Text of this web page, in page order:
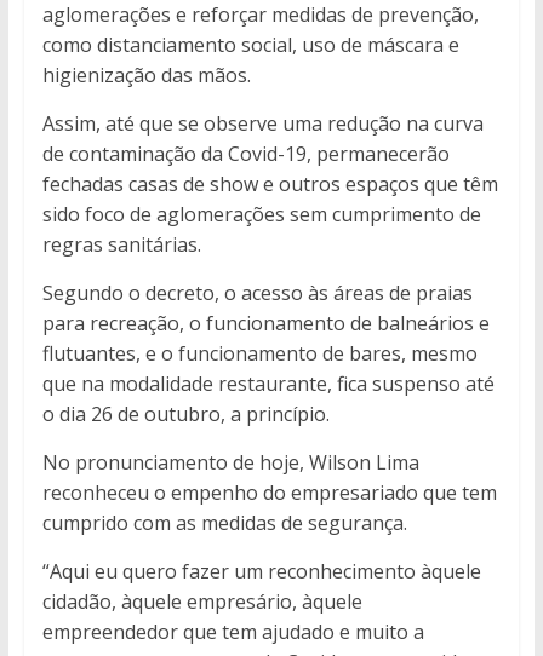
aglomerações e reforçar medidas de prevenção,
como distanciamento social, uso de máscara e
higienização das mãos.
Assim, até que se observe uma redução na curva
de contaminação da Covid-19, permanecerão
fechadas casas de show e outros espaços que têm
sido foco de aglomerações sem cumprimento de
regras sanitárias.
Segundo o decreto, o acesso às áreas de praias
para recreação, o funcionamento de balneários e
flutuantes, e o funcionamento de bares, mesmo
que na modalidade restaurante, fica suspenso até
o dia 26 de outubro, a princípio.
No pronunciamento de hoje, Wilson Lima
reconheceu o empenho do empresariado que tem
cumprido com as medidas de segurança.
“Aqui eu quero fazer um reconhecimento àquele
cidadão, àquele empresário, àquele
empreendedor que tem ajudado e muito a